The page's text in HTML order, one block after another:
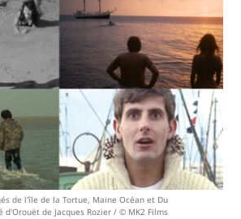
de l'île de la Tortue, Maine Océan et Du
d'Orouët de Jacques Rozier / © MK2 Films